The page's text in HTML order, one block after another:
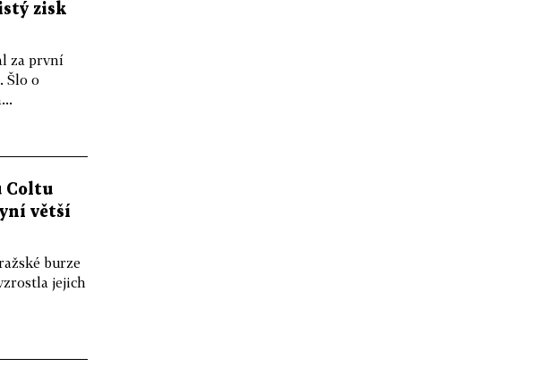
zisk
za první
Šlo o
Coltu
větší
burze
jejich